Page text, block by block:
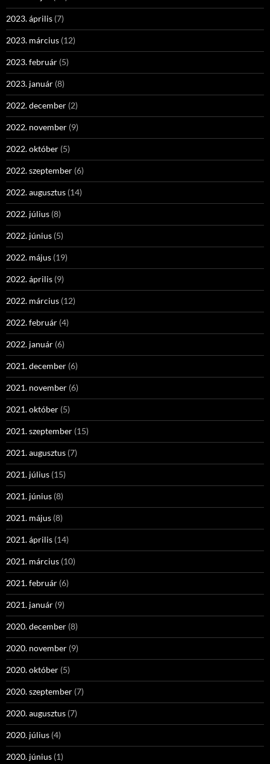
2023. április (7)
2023. március (12)
2023. február (5)
2023. január (8)
2022. december (2)
2022. november (9)
2022. október (5)
2022. szeptember (6)
2022. augusztus (14)
2022. július (8)
2022. június (5)
2022. május (19)
2022. április (9)
2022. március (12)
2022. február (4)
2022. január (6)
2021. december (6)
2021. november (6)
2021. október (5)
2021. szeptember (15)
2021. augusztus (7)
2021. július (15)
2021. június (8)
2021. május (8)
2021. április (14)
2021. március (10)
2021. február (6)
2021. január (9)
2020. december (8)
2020. november (9)
2020. október (5)
2020. szeptember (7)
2020. augusztus (7)
2020. július (4)
2020. június (1)